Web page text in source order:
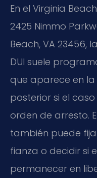
En el Virginia
2425 Nimmo
Beach, VA 23456,
DUI suele
que aparece en
posterior si el
orden de arresto.
también puede
fianza o decidir si
permanecer en